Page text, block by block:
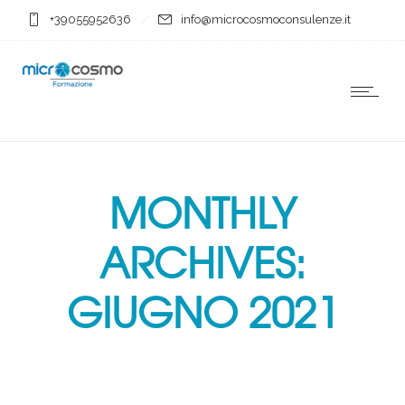
+39055952636 info@microcosmoconsulenze.it
MONTHLY
ARCHIVES:
GIUGNO 2021